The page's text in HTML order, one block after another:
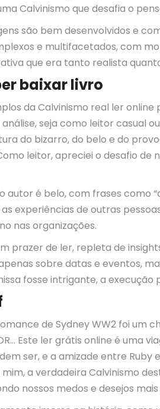
Calvinismo que desafia o
são bem desenvolvidos e
e multifacetados, com
que era tanto realista
baixar livro
da Calvinismo real ler
seja como leitor casual
do bizarro, do belo e do
leitor, apreciei o desafio
autor é belo, com frases como
experiências de outras
nas organizações.
prazer de ler, repleta de
sobre datas e eventos,
fosse intrigante, a
de Sydney WW2 foi um
Este ler grátis online é
ser, e a amizade entre
a verdadeira Calvinismo
nossos medos e desejos